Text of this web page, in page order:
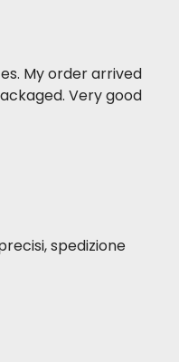
My order arrived
Very good
spedizione